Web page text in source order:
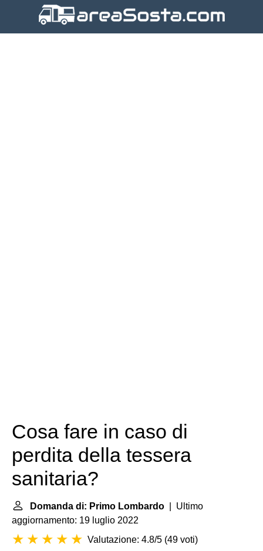
Cosa fare in caso di
perdita della tessera
sanitaria?
Domanda di: Primo Lombardo | Ultimo
aggiornamento: 19 luglio 2022
Valutazione: 4.8/5 (49 voti)